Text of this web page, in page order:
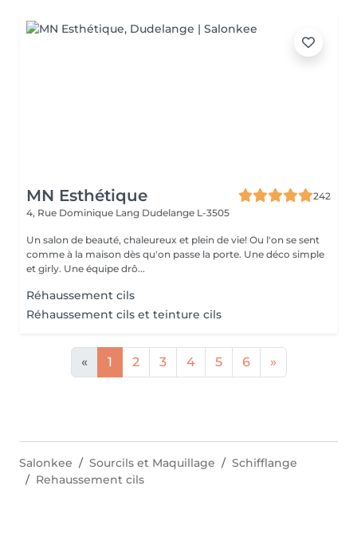
MN Esthétique
242
4, Rue Dominique Lang Dudelange L-3505
Un salon de beauté, chaleureux et plein de vie! Ou l'on se sent
comme à la maison dès qu'on passe la porte. Une déco simple
et girly. Une équipe drô...
Réhaussement cils
Réhaussement cils et teinture cils
« 1 2 3 4 5 6 »
Salonkee Sourcils et Maquillage
Schifflange
Rehaussement cils